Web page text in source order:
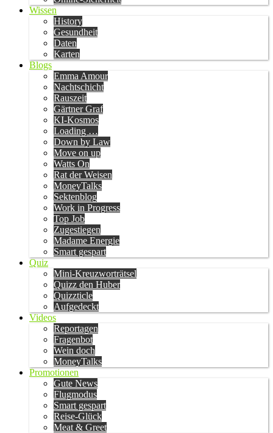
Wissen
History
Gesundheit
Daten
Karten
Blogs
Emma Amour
Nachtschicht
Rauszeit
Gärtner Graf
KI-Kosmos
Loading …
Down by Law
Move on up
Watts On
Rat der Weisen
MoneyTalks
Sektenblog
Work in Progress
Top Job
Zugestiegen
Madame Energie
Smart gespart
Quiz
Mini-Kreuzworträtsel
Quizz den Huber
Quizzticle
Aufgedeckt
Videos
Reportagen
Fragenbot
Wein doch
MoneyTalks
Promotionen
Gute News
Flugmodus
Smart gespart
Reise-Glück
Meat & Greet